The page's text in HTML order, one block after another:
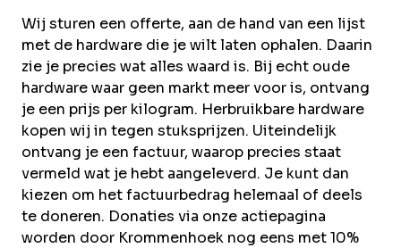
Wij sturen een offerte, aan de hand van een lijst
met de hardware die je wilt laten ophalen. Daarin
zie je precies wat alles waard is. Bij echt oude
hardware waar geen markt meer voor is, ontvang
je een prijs per kilogram. Herbruikbare hardware
kopen wij in tegen stuksprijzen. Uiteindelijk
ontvang je een factuur, waarop precies staat
vermeld wat je hebt aangeleverd. Je kunt dan
kiezen om het factuurbedrag helemaal of deels
te doneren. Donaties via onze actiepagina
worden door Krommenhoek nog eens met 10%